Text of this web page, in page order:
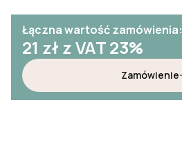
Łączna wartość zamówienia:
21 zł z VAT 23%
Zamówienie